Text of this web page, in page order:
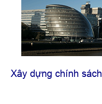
Xây dựng chính sách